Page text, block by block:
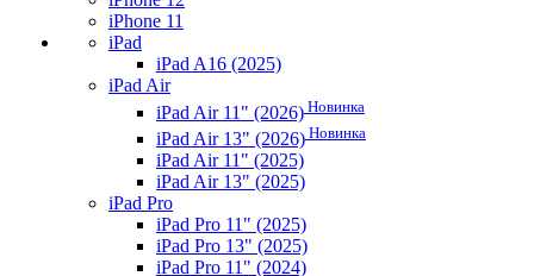
iPhone 11
iPad
iPad A16 (2025)
iPad Air
iPad Air 11" (2026) Новинка
iPad Air 13" (2026) Новинка
iPad Air 11" (2025)
iPad Air 13" (2025)
iPad Pro
iPad Pro 11" (2025)
iPad Pro 13" (2025)
iPad Pro 11" (2024)